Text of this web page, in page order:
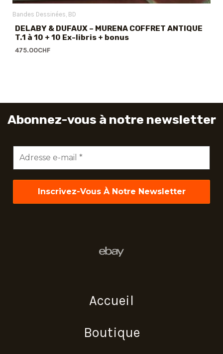
Bandes Dessinées BD
DELABY & DUFAUX – MURENA COFFRET ANTIQUE
T.1 à 10 + 10 Ex-libris + bonus
475.00CHF
Abonnez-vous à notre newsletter
mail
*
Accueil
Boutique